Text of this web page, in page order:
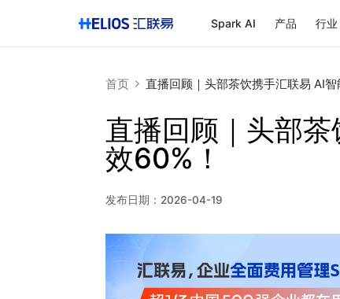
Spark AI 产品 行业
首页 直播回顾｜头部茶饮携手汇联易 AI智
直播回顾｜头部
效60%！
发布日期： 2026-04-19